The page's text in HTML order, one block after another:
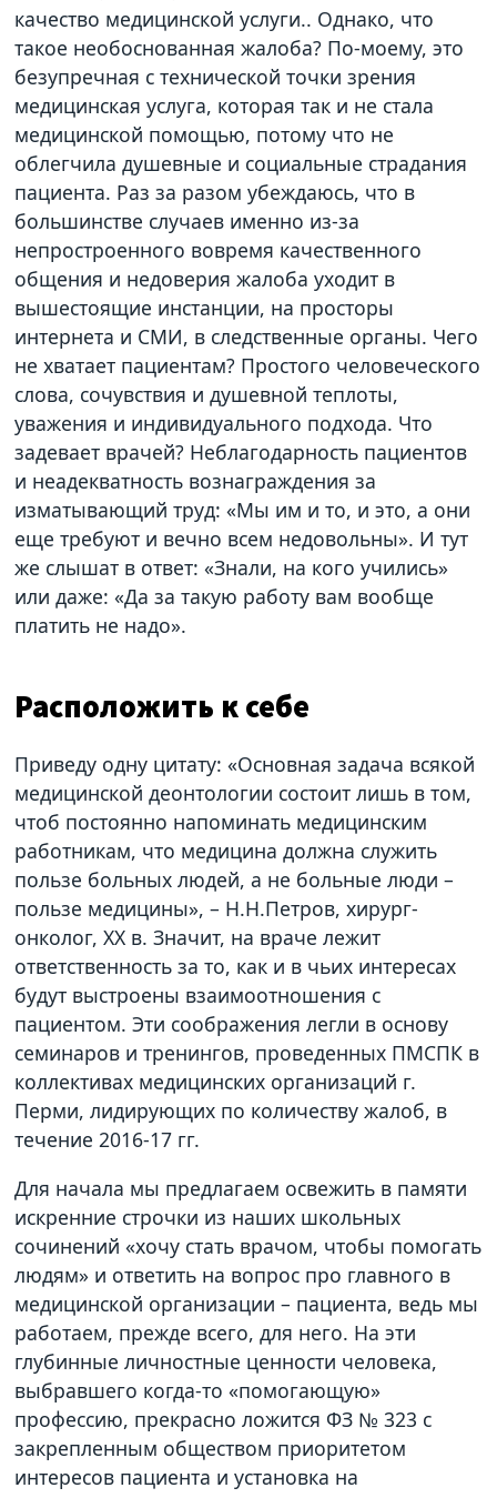
качество медицинской услуги.. Однако, что
такое необоснованная жалоба? По-моему, это
безупречная с технической точки зрения
медицинская услуга, которая так и не стала
медицинской помощью, потому что не
облегчила душевные и социальные страдания
пациента. Раз за разом убеждаюсь, что в
большинстве случаев именно из-за
непростроенного вовремя качественного
общения и недоверия жалоба уходит в
вышестоящие инстанции, на просторы
интернета и СМИ, в следственные органы. Чего
не хватает пациентам? Простого человеческого
слова, сочувствия и душевной теплоты,
уважения и индивидуального подхода. Что
задевает врачей? Неблагодарность пациентов
и неадекватность вознаграждения за
изматывающий труд: «Мы им и то, и это, а они
еще требуют и вечно всем недовольны». И тут
же слышат в ответ: «Знали, на кого учились»
или даже: «Да за такую работу вам вообще
платить не надо».
Расположить к себе
Приведу одну цитату: «Основная задача всякой
медицинской деонтологии состоит лишь в том,
чтоб постоянно напоминать медицинским
работникам, что медицина должна служить
пользе больных людей, а не больные люди –
пользе медицины», – Н.Н.Петров, хирург-
онколог, ХХ в. Значит, на враче лежит
ответственность за то, как и в чьих интересах
будут выстроены взаимоотношения с
пациентом. Эти соображения легли в основу
семинаров и тренингов, проведенных ПМСПК в
коллективах медицинских организаций г.
Перми, лидирующих по количеству жалоб, в
течение 2016-17 гг.
Для начала мы предлагаем освежить в памяти
искренние строчки из наших школьных
сочинений «хочу стать врачом, чтобы помогать
людям» и ответить на вопрос про главного в
медицинской организации – пациента, ведь мы
работаем, прежде всего, для него. На эти
глубинные личностные ценности человека,
выбравшего когда-то «помогающую»
профессию, прекрасно ложится ФЗ № 323 с
закрепленным обществом приоритетом
интересов пациента и установка на